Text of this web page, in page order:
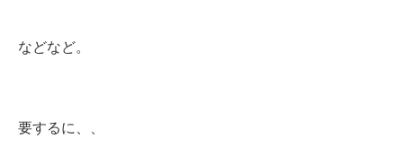
などなど。
要するに、、